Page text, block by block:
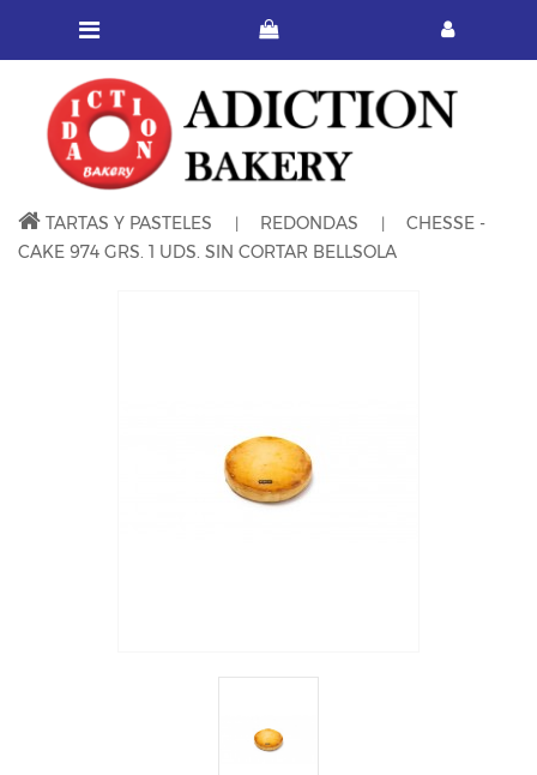
TARTAS Y PASTELES REDONDAS
CHESSE -
CAKE 974 GRS. 1 UDS. SIN CORTAR BELLSOLA